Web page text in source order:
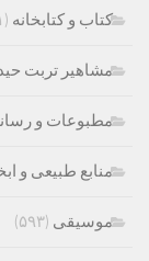
کتاب و کتابخانه (۸۳۱)
مشاهیر تربت
مطبوعات و
منابع طبیعی و
موسیقی (۵۹۳)